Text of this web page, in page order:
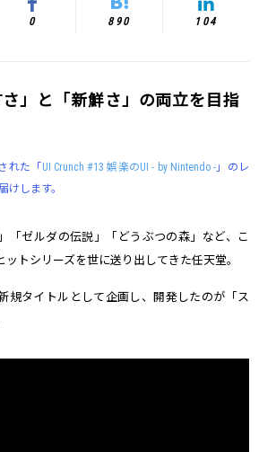
0 890 104
さ」と「新鮮さ」の両立を目指
れた「 UI Crunch #13 娯楽のUI - by Nintendo - 」のレ
けします。
「ゼルダの伝説」「どうぶつの森」など、こ
ットシリーズを世に送り出してきた任天堂。
規タイトルとして企画し、開発したのが「ス